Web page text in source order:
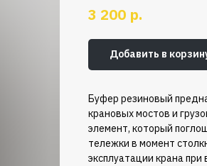
3 200 р.
Добавить в
Буфер резиновый
крановых мостов и
элемент, который
тележки в момент
эксплуатации крана